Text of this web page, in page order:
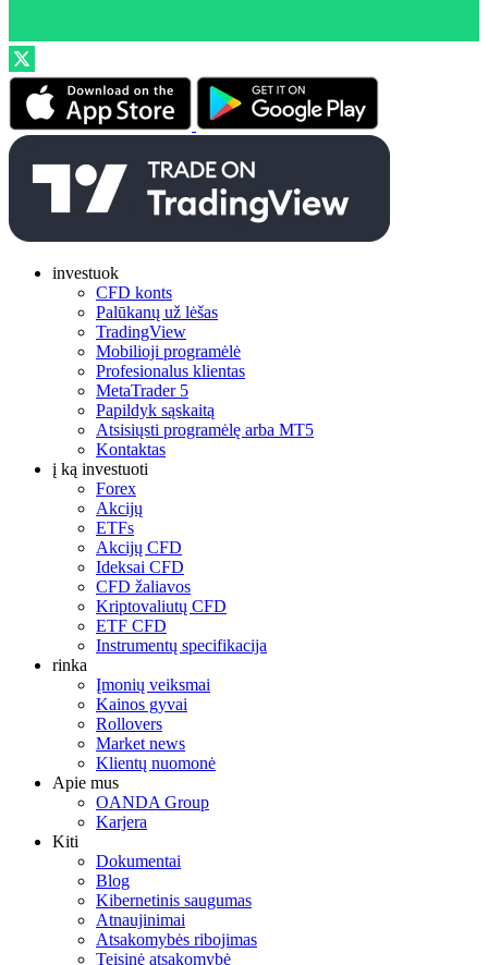
investuok
CFD konts
Palūkanų už lėšas
TradingView
Mobilioji programėlė
Profesionalus klientas
MetaTrader 5
Papildyk sąskaitą
Atsisiųsti programėlę arba MT5
Kontaktas
į ką investuoti
Forex
Akcijų
ETFs
Akcijų CFD
Ideksai CFD
CFD žaliavos
Kriptovaliutų CFD
ETF CFD
Instrumentų specifikacija
rinka
Įmonių veiksmai
Kainos gyvai
Rollovers
Market news
Klientų nuomonė
Apie mus
OANDA Group
Karjera
Kiti
Dokumentai
Blog
Kibernetinis saugumas
Atnaujinimai
Atsakomybės ribojimas
Teisinė atsakomybė